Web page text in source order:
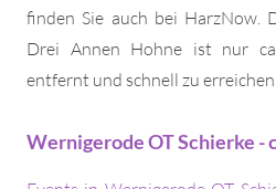
finden Sie auch bei HarzNow.
Drei Annen Hohne ist nur
entfernt und schnell zu
Wernigerode OT Schierke -